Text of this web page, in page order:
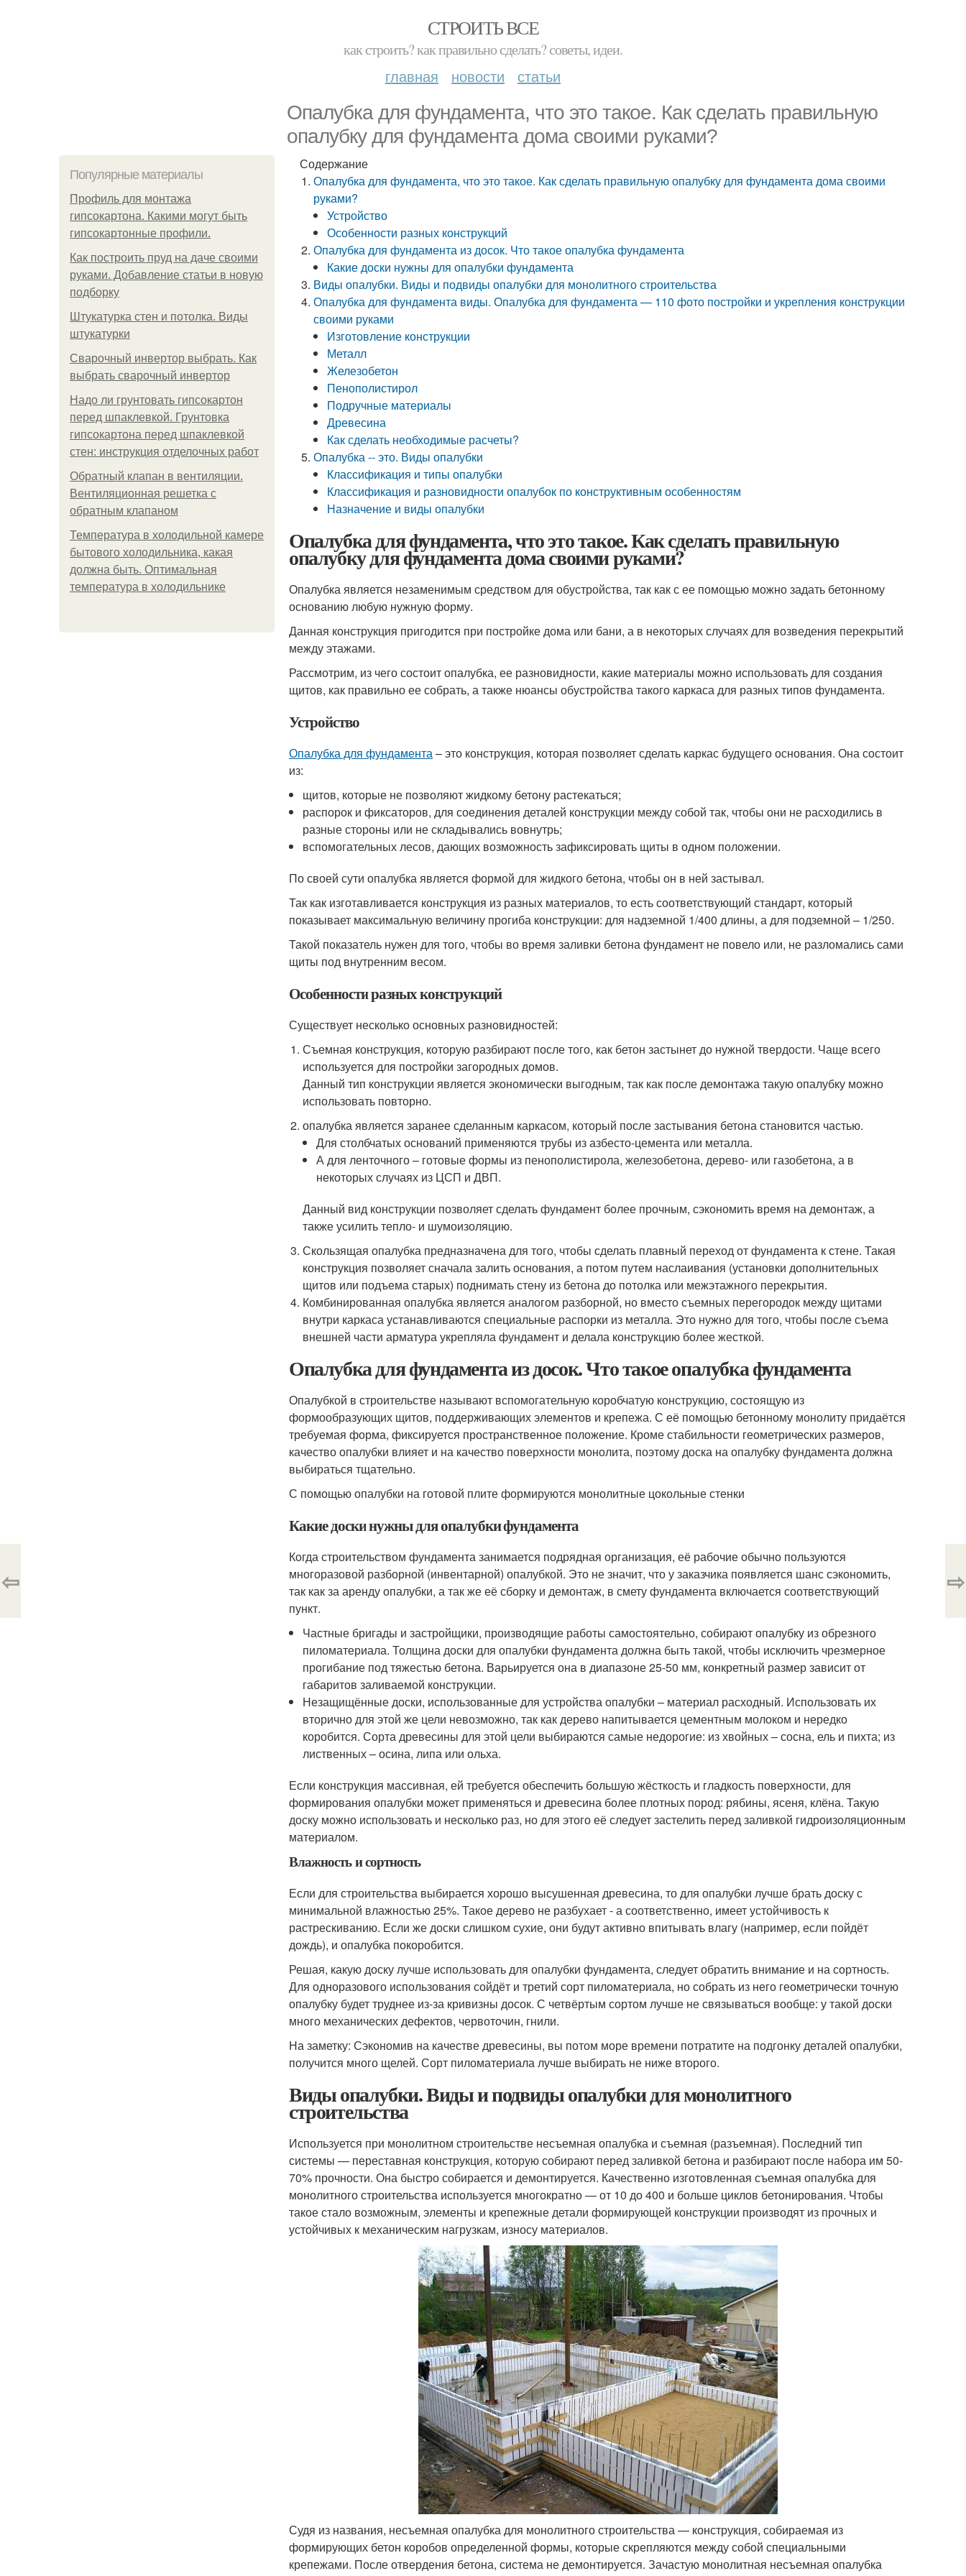
СТРОИТЬ ВСЕ
как строить? как правильно сделать? советы, идеи.
главная новости статьи
Опалубка для фундамента, что это такое. Как сделать правильную
опалубку для фундамента дома своими руками?
Популярные материалы
Профиль для монтажа
гипсокартона. Какими могут быть
гипсокартонные профили.
Как построить пруд на даче своими
руками. Добавление статьи в новую
подборку
Штукатурка стен и потолка. Виды
штукатурки
Сварочный инвертор выбрать. Как
выбрать сварочный инвертор
Надо ли грунтовать гипсокартон
перед шпаклевкой. Грунтовка
гипсокартона перед шпаклевкой
стен: инструкция отделочных работ
Обратный клапан в вентиляции.
Вентиляционная решетка с
обратным клапаном
Температура в холодильной камере
бытового холодильника, какая
должна быть. Оптимальная
температура в холодильнике
Содержание
Опалубка для фундамента, что это такое. Как сделать правильную опалубку для фундамента дома своими
руками?
Устройство
Особенности разных конструкций
Опалубка для фундамента из досок. Что такое опалубка фундамента
Какие доски нужны для опалубки фундамента
Виды опалубки. Виды и подвиды опалубки для монолитного строительства
Опалубка для фундамента виды. Опалубка для фундамента — 110 фото постройки и укрепления конструкции
своими руками
Изготовление конструкции
Металл
Железобетон
Пенополистирол
Подручные материалы
Древесина
Как сделать необходимые расчеты?
Опалубка -- это. Виды опалубки
Классификация и типы опалубки
Классификация и разновидности опалубок по конструктивным особенностям
Назначение и виды опалубки
Опалубка для фундамента, что это такое. Как сделать правильную
опалубку для фундамента дома своими руками?
Опалубка является незаменимым средством для обустройства, так как с ее помощью можно задать бетонному
основанию любую нужную форму.
Данная конструкция пригодится при постройке дома или бани, а в некоторых случаях для возведения перекрытий
между этажами.
Рассмотрим, из чего состоит опалубка, ее разновидности, какие материалы можно использовать для создания
щитов, как правильно ее собрать, а также нюансы обустройства такого каркаса для разных типов фундамента.
Устройство
Опалубка для фундамента– это конструкция, которая позволяет сделать каркас будущего основания. Она состоит
из:
щитов, которые не позволяют жидкому бетону растекаться;
распорок и фиксаторов, для соединения деталей конструкции между собой так, чтобы они не расходились в
разные стороны или не складывались вовнутрь;
вспомогательных лесов, дающих возможность зафиксировать щиты в одном положении.
По своей сути опалубка является формой для жидкого бетона, чтобы он в ней застывал.
Так как изготавливается конструкция из разных материалов, то есть соответствующий стандарт, который
показывает максимальную величину прогиба конструкции: для надземной 1/400 длины, а для подземной – 1/250.
Такой показатель нужен для того, чтобы во время заливки бетона фундамент не повело или, не разломались сами
щиты под внутренним весом.
Особенности разных конструкций
Существует несколько основных разновидностей:
Съемная конструкция, которую разбирают после того, как бетон застынет до нужной твердости. Чаще всего
используется для постройки загородных домов.
Данный тип конструкции является экономически выгодным, так как после демонтажа такую опалубку можно
использовать повторно.
опалубка является заранее сделанным каркасом, который после застывания бетона становится частью.
Для столбчатых оснований применяются трубы из азбесто-цемента или металла.
А для ленточного – готовые формы из пенополистирола, железобетона, дерево- или газобетона, а в
некоторых случаях из ЦСП и ДВП.
Данный вид конструкции позволяет сделать фундамент более прочным, сэкономить время на демонтаж, а
также усилить тепло- и шумоизоляцию.
Скользящая опалубка предназначена для того, чтобы сделать плавный переход от фундамента к стене. Такая
конструкция позволяет сначала залить основания, а потом путем наслаивания (установки дополнительных
щитов или подъема старых) поднимать стену из бетона до потолка или межэтажного перекрытия.
Комбинированная опалубка является аналогом разборной, но вместо съемных перегородок между щитами
внутри каркаса устанавливаются специальные распорки из металла. Это нужно для того, чтобы после съема
внешней части арматура укрепляла фундамент и делала конструкцию более жесткой.
Опалубка для фундамента из досок. Что такое опалубка фундамента
Опалубкой в строительстве называют вспомогательную коробчатую конструкцию, состоящую из
формообразующих щитов, поддерживающих элементов и крепежа. С её помощью бетонному монолиту придаётся
требуемая форма, фиксируется пространственное положение. Кроме стабильности геометрических размеров,
качество опалубки влияет и на качество поверхности монолита, поэтому доска на опалубку фундамента должна
выбираться тщательно.
С помощью опалубки на готовой плите формируются монолитные цокольные стенки
Какие доски нужны для опалубки фундамента
Когда строительством фундамента занимается подрядная организация, её рабочие обычно пользуются
многоразовой разборной (инвентарной) опалубкой. Это не значит, что у заказчика появляется шанс сэкономить,
так как за аренду опалубки, а так же её сборку и демонтаж, в смету фундамента включается соответствующий
пункт.
Частные бригады и застройщики, производящие работы самостоятельно, собирают опалубку из обрезного
пиломатериала. Толщина доски для опалубки фундамента должна быть такой, чтобы исключить чрезмерное
прогибание под тяжестью бетона. Варьируется она в диапазоне 25-50 мм, конкретный размер зависит от
габаритов заливаемой конструкции.
Незащищённые доски, использованные для устройства опалубки – материал расходный. Использовать их
вторично для этой же цели невозможно, так как дерево напитывается цементным молоком и нередко
коробится. Сорта древесины для этой цели выбираются самые недорогие: из хвойных – сосна, ель и пихта; из
лиственных – осина, липа или ольха.
Если конструкция массивная, ей требуется обеспечить большую жёсткость и гладкость поверхности, для
формирования опалубки может применяться и древесина более плотных пород: рябины, ясеня, клёна. Такую
доску можно использовать и несколько раз, но для этого её следует застелить перед заливкой гидроизоляционным
материалом.
Влажность и сортность
Если для строительства выбирается хорошо высушенная древесина, то для опалубки лучше брать доску с
минимальной влажностью 25%. Такое дерево не разбухает - а соответственно, имеет устойчивость к
растрескиванию. Если же доски слишком сухие, они будут активно впитывать влагу (например, если пойдёт
дождь), и опалубка покоробится.
Решая, какую доску лучше использовать для опалубки фундамента, следует обратить внимание и на сортность.
Для одноразового использования сойдёт и третий сорт пиломатериала, но собрать из него геометрически точную
опалубку будет труднее из-за кривизны досок. С четвёртым сортом лучше не связываться вообще: у такой доски
много механических дефектов, червоточин, гнили.
На заметку: Сэкономив на качестве древесины, вы потом море времени потратите на подгонку деталей опалубки,
получится много щелей. Сорт пиломатериала лучше выбирать не ниже второго.
Виды опалубки. Виды и подвиды опалубки для монолитного
строительства
Используется при монолитном строительстве несъемная опалубка и съемная (разъемная). Последний тип
системы — переставная конструкция, которую собирают перед заливкой бетона и разбирают после набора им 50-
70% прочности. Она быстро собирается и демонтируется. Качественно изготовленная съемная опалубка для
монолитного строительства используется многократно — от 10 до 400 и больше циклов бетонирования. Чтобы
такое стало возможным, элементы и крепежные детали формирующей конструкции производят из прочных и
устойчивых к механическим нагрузкам, износу материалов.
Судя из названия, несъемная опалубка для монолитного строительства — конструкция, собираемая из
формирующих бетон коробов определенной формы, которые скрепляются между собой специальными
крепежами. После отвердения бетона, система не демонтируется. Зачастую монолитная несъемная опалубка
⇦ ⇨